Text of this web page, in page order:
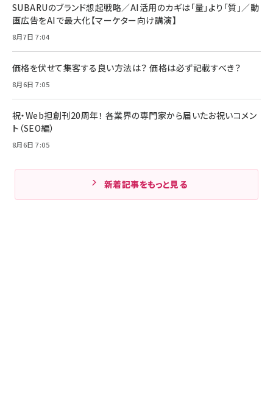
SUBARUのブランド想起戦略／AI活用のカギは「量」より「質」／動
画広告をAIで最大化【マーケター向け講演】
8月7日 7:04
価格を伏せて集客する良い方法は？ 価格は必ず記載すべき？
8月6日 7:05
祝・Web担創刊20周年！ 各業界の専門家から届いたお祝いコメン
ト（SEO編）
8月6日 7:05
新着記事をもっと見る